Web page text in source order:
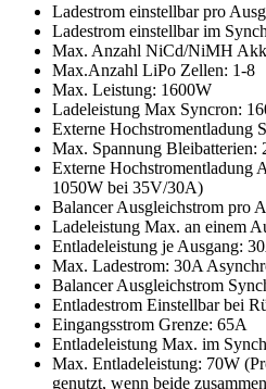
Ladestrom einstellbar pro
Ladestrom einstellbar im
Max. Anzahl NiCd/NiMH
Max.Anzahl LiPo Zellen: 1-8
Max. Leistung: 1600W
Ladeleistung Max Syncron:
Externe Hochstromentladung
Max. Spannung Bleibatterien:
Externe Hochstromentladung
1050W bei 35V/30A)
Balancer Ausgleichstrom pro
Ladeleistung Max. an einem
Entladeleistung je Ausgang:
Max. Ladestrom: 30A
Balancer Ausgleichstrom
Entladestrom Einstellbar bei
Eingangsstrom Grenze: 65A
Entladeleistung Max. im
Max. Entladeleistung: 70W
genutzt, wenn beide